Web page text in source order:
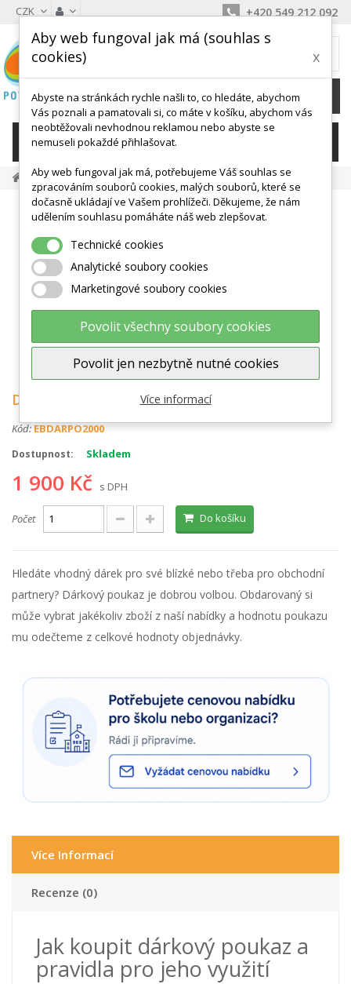
CZK +420 549 212 092
0 Kč
KATEGORIE
Dárkové Poukazy Dárkový Poukaz V Hodnotě 2000 Kč
Zobrazit větší
Dárkový poukaz v hodnotě 2000 Kč
Kód:EBDARPO2000
Dostupnost: Skladem
1 900 Kč s DPH
Počet Do košíku
Hledáte vhodný dárek pro své blízké nebo třeba pro obchodní
partnery? Dárkový poukaz je dobrou volbou. Obdarovaný si
může vybrat jakékoliv zboží z naší nabídky a hodnotu poukazu
mu odečteme z celkové hodnoty objednávky.
Více Informací
Recenze (0)
Jak koupit dárkový poukaz a
pravidla pro jeho využití
Aby web fungoval jak má (souhlas s
cookies)
x
Abyste na stránkách rychle našli to, co hledáte, abychom
Vás poznali a pamatovali si, co máte v košíku, abychom vás
neobtěžovali nevhodnou reklamou nebo abyste se
nemuseli pokaždé přihlašovat.
Aby web fungoval jak má, potřebujeme Váš souhlas se
zpracováním souborů cookies, malých souborů, které se
dočasně ukládají ve Vašem prohlížeči. Děkujeme, že nám
udělením souhlasu pomáháte náš web zlepšovat.
Technické cookies
Analytické soubory cookies
Marketingové soubory cookies
Povolit všechny soubory cookies
Povolit jen nezbytně nutné cookies
Více informací